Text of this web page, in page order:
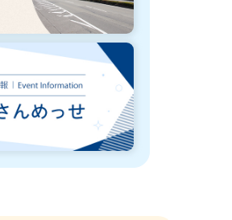
日まで開催
ンカー等出店事業